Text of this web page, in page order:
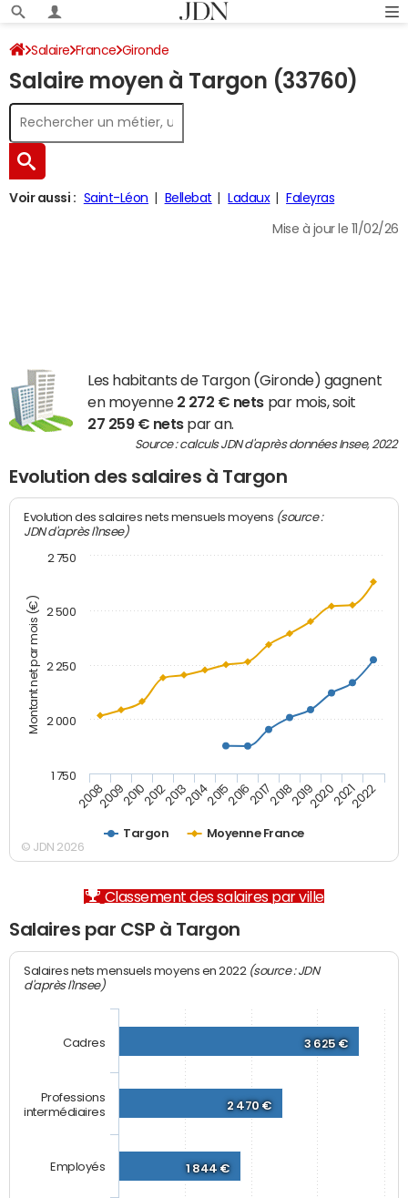
Salaire France Gironde
Salaire moyen à Targon (33760)
Voir aussi : Saint-Léon Bellebat Ladaux Faleyras
Mise à jour le 11/02/26
Les habitants de Targon (Gironde) gagnent
en moyenne 2 272 € netspar mois, soit
27 259 € netspar an.
Source : calculs JDN d'après données Insee, 2022
Evolution des salaires à Targon
Montant net par mois (€)
Evolution des salaires nets mensuels moyens (source :
JDN d'après l'Insee)
Targon Moyenne France
20082009201020122013201420152016201720182019202020212022
1 750
2 000
2 250
2 500
2 750
© JDN 2026
Classement des salaires par ville
Salaires par CSP à Targon
Salaires nets mensuels moyens en 2022 (source : JDN
d'après l'Insee)
3 625 €
2 470 €
1 844 €
Cadres
Professions
intermédiaires
Employés